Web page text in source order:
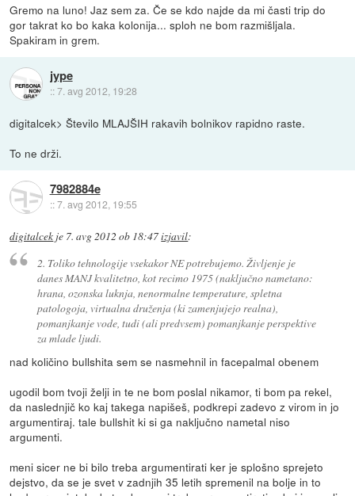
Gremo na luno! Jaz sem za. Če se kdo najde da mi časti trip do
gor takrat ko bo kaka kolonija... sploh ne bom razmišljala.
Spakiram in grem.
jype
::7. avg 2012, 19:28
digitalcek> Število MLAJŠIH rakavih bolnikov rapidno raste.
To ne drži.
7982884e
::7. avg 2012, 19:55
digitalcek je 7. avg 2012 ob 18:47izjavil:
2. Toliko tehnologije vsekakor NE potrebujemo. Življenje je
danes MANJ kvalitetno, kot recimo 1975 (naključno nametano:
hrana, ozonska luknja, nenormalne temperature, spletna
patologoja, virtualna druženja (ki zamenjujejo realna),
pomanjkanje vode, tudi (ali predvsem) pomanjkanje perspektive
za mlade ljudi.
nad količino bullshita sem se nasmehnil in facepalmal obenem
ugodil bom tvoji želji in te ne bom poslal nikamor, ti bom pa rekel,
da naslednjič ko kaj takega napišeš, podkrepi zadevo z virom in jo
argumentiraj. tale bullshit ki si ga naključno nametal niso
argumenti.
meni sicer ne bi bilo treba argumentirati ker je splošno sprejeto
dejstvo, da se je svet v zadnjih 35 letih spremenil na bolje in to